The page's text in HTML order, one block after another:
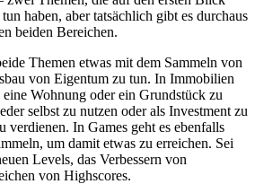
haben, aber tatsächlich gibt es durchaus
beiden Bereichen.
Themen etwas mit dem Sammeln von
von Eigentum zu tun. In Immobilien
Wohnung oder ein Grundstück zu
selbst zu nutzen oder als Investment zu
verdienen. In Games geht es ebenfalls
um damit etwas zu erreichen. Sei
Levels, das Verbessern von
von Highscores.